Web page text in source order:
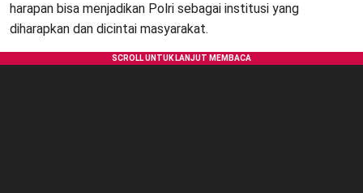
harapan bisa menjadikan Polri sebagai institusi yang
diharapkan dan dicintai masyarakat.